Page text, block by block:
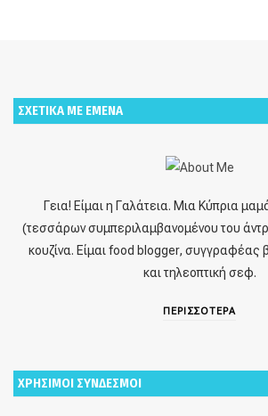
ΣΧΕΤΙΚΑ ΜΕ ΕΜΕΝΑ
Γεια! Είμαι η Γαλάτεια. Μια Κύπρια
(τεσσάρων συμπεριλαμβανομένου του
κουζίνα. Είμαι food blogger, συγγραφέας
και τηλεοπτική σεφ.
ΠΕΡΙΣΣΟΤΕΡΑ
ΧΡΗΣΙΜΟΙ ΣΥΝΔΕΣΜΟΙ